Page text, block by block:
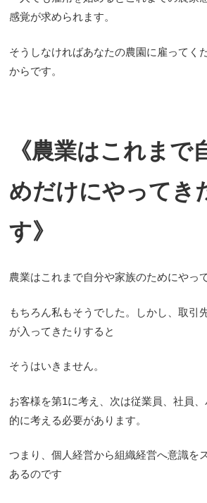
感覚が求められます。
そうしなければあなたの農園に雇ってく
からです。
《農業はこれまで
めだけにやってき
す》
農業はこれまで自分や家族のためにやっ
もちろん私もそうでした。しかし、取引
が入ってきたりすると
そうはいきません。
お客様を第1に考え、次は従業員、社員
的に考える必要があります。
つまり、個人経営から組織経営へ意識を
あるのです